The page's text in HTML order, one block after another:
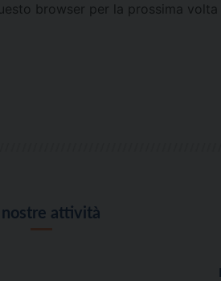
browser per la prossima
nostre attività